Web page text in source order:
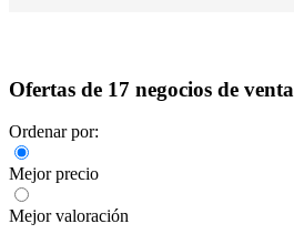
Ofertas de 17 negocios de venta
Ordenar por:
Mejor precio
Mejor valoración